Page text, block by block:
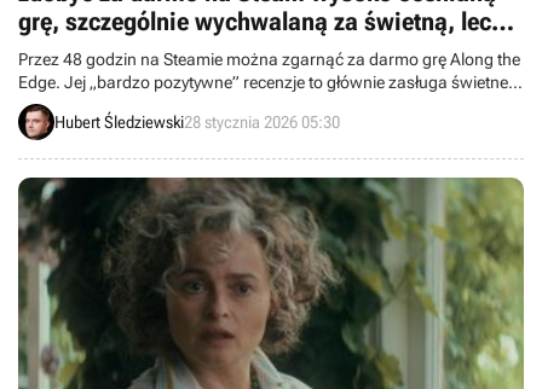
grę, szczególnie wychwalaną za świetną, lecz
bardzo dramatyczną fabułę
Przez 48 godzin na Steamie można zgarnąć za darmo grę Along the
Edge. Jej „bardzo pozytywne” recenzje to głównie zasługa świetnej
fabuły, podejmującej niezwykle poważne tematy.
Hubert Śledziewski28 stycznia 2026 05:30